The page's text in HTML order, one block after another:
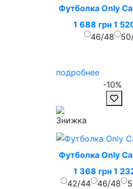
Футболка Only
1 688 грн 1
46/48
подробнее
-10%
Футболка Only
1 368 грн 1
42/44
46/48